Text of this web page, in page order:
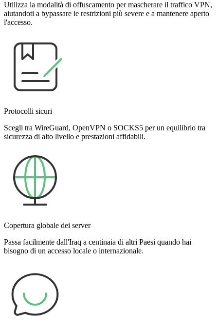
Utilizza la modalità di offuscamento per mascherare il traffico VPN,
aiutandoti a bypassare le restrizioni più severe e a mantenere aperto
l'accesso.
Protocolli sicuri
Scegli tra WireGuard, OpenVPN o SOCKS5 per un equilibrio tra
sicurezza di alto livello e prestazioni affidabili.
Copertura globale dei server
Passa facilmente dall'Iraq a centinaia di altri Paesi quando hai
bisogno di un accesso locale o internazionale.